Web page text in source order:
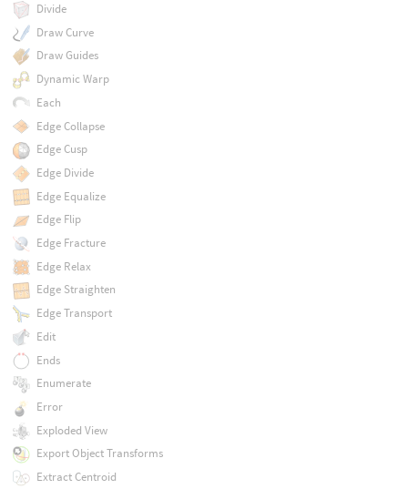
Divide
Draw Curve
Draw Guides
Dynamic Warp
Each
Edge Collapse
Edge Cusp
Edge Divide
Edge Equalize
Edge Flip
Edge Fracture
Edge Relax
Edge Straighten
Edge Transport
Edit
Ends
Enumerate
Error
Exploded View
Export Object Transforms
Extract Centroid